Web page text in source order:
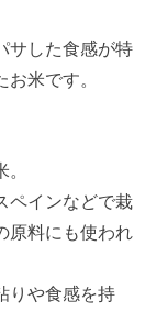
サした食感が特
米です。
ペインなどで栽
原料にも使われ
りや食感を持